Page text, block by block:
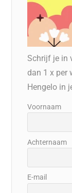
Schrijf je in
dan 1 x per
Hengelo in
Voornaam
Achternaam
E-mail